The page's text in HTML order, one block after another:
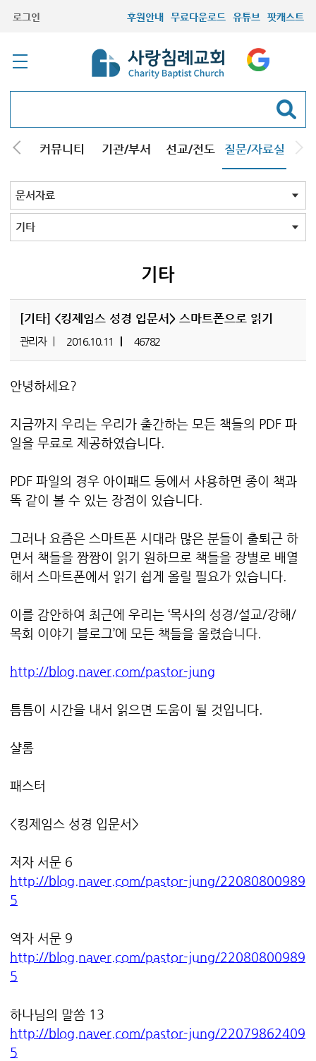
로그인 후원안내 무료다운로드 유튜브 팟캐스트
럼 커뮤니티 기관/부서 선교/전도 질문/자료실
교회Q&A
문서자료
설교자료
기타자료
서창캠퍼스
문서자료 전체
강해pdf
도표및지도
성경/암송
소책자pdf
책pdf
전도지
기타
기타
[기타] <킹제임스 성경 입문서> 스마트폰으로 읽기
관리자 2016.10.11 46782
안녕하세요?
지금까지 우리는 우리가 출간하는 모든 책들의 PDF 파
일을 무료로 제공하였습니다.
PDF 파일의 경우 아이패드 등에서 사용하면 종이 책과
똑 같이 볼 수 있는 장점이 있습니다.
그러나 요즘은 스마트폰 시대라 많은 분들이 출퇴근 하
면서 책들을 짬짬이 읽기 원하므로 책들을 장별로 배열
해서 스마트폰에서 읽기 쉽게 올릴 필요가 있습니다.
이를 감안하여 최근에 우리는 ‘목사의 성경/설교/강해/
목회 이야기 블로그’에 모든 책들을 올렸습니다.
http://blog.naver.com/pastor-jung
틈틈이 시간을 내서 읽으면 도움이 될 것입니다.
샬롬
패스터
<킹제임스 성경 입문서>
저자 서문 6
http://blog.naver.com/pastor-jung/22080800989
5
역자 서문 9
http://blog.naver.com/pastor-jung/22080800989
5
하나님의 말씀 13
http://blog.naver.com/pastor-jung/22079862409
5